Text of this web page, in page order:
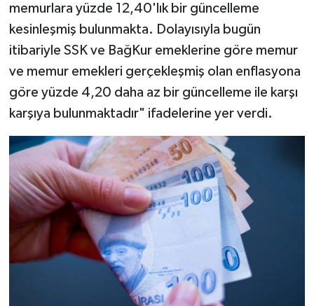
memurlara yüzde 12,40'lık bir güncelleme
kesinleşmiş bulunmakta. Dolayısıyla bugün
itibariyle SSK ve BağKur emeklerine göre memur
ve memur emekleri gerçekleşmiş olan enflasyona
göre yüzde 4,20 daha az bir güncelleme ile karşı
karşıya bulunmaktadır" ifadelerine yer verdi.